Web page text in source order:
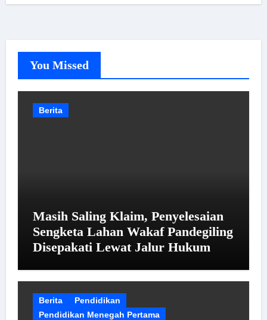
You Missed
Berita
Masih Saling Klaim, Penyelesaian
Sengketa Lahan Wakaf Pandegiling
Disepakati Lewat Jalur Hukum
Berita
Pendidikan
Pendidikan Menegah Pertama